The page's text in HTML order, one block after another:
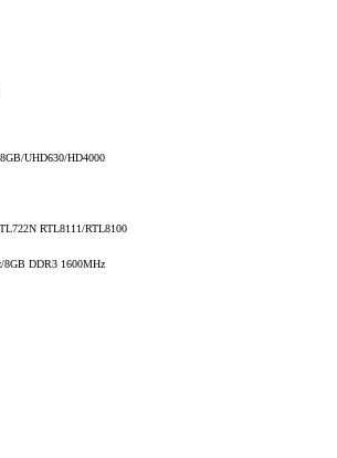
UHD630/HD4000
RTL8111/RTL8100
8GB DDR3 1600MHz